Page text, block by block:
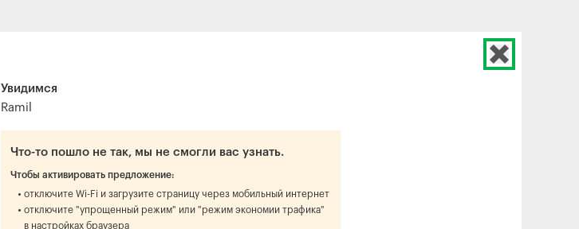
Увидимся
Ramil
Что-то пошло не так, мы не смогли вас узнать.
Чтобы активировать предложение:
отключите Wi-Fi и загрузите страницу через мобильный интернет
отключите "упрощенный режим" или "режим экономии трафика"
в настройках браузера